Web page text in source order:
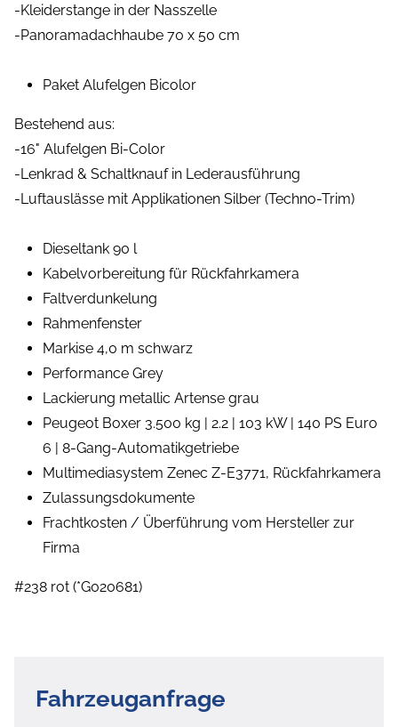
-Kleiderstange in der Nasszelle
-Panoramadachhaube 70 x 50 cm
Paket Alufelgen Bicolor
Bestehend aus:
-16" Alufelgen Bi-Color
-Lenkrad & Schaltknauf in Lederausführung
-Luftauslässe mit Applikationen Silber (Techno-Trim)
Dieseltank 90 l
Kabelvorbereitung für Rückfahrkamera
Faltverdunkelung
Rahmenfenster
Markise 4,0 m schwarz
Performance Grey
Lackierung metallic Artense grau
Peugeot Boxer 3.500 kg | 2.2 | 103 kW | 140 PS Euro
6 | 8-Gang-Automatikgetriebe
Multimediasystem Zenec Z-E3771, Rückfahrkamera
Zulassungsdokumente
Frachtkosten / Überführung vom Hersteller zur
Firma
#238 rot (*G020681)
Fahrzeuganfrage